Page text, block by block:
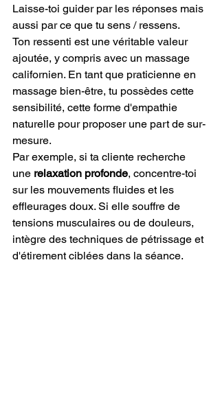
Laisse-toi guider par les réponses mais
aussi par ce que tu sens / ressens.
Ton ressenti est une véritable valeur
ajoutée, y compris avec un massage
californien. En tant que praticienne en
massage bien-être, tu possèdes cette
sensibilité, cette forme d'empathie
naturelle pour proposer une part de sur-
mesure.
Par exemple, si ta cliente recherche
une relaxation profonde, concentre-toi
sur les mouvements fluides et les
effleurages doux. Si elle souffre de
tensions musculaires ou de douleurs,
intègre des techniques de pétrissage et
d'étirement ciblées dans la séance.